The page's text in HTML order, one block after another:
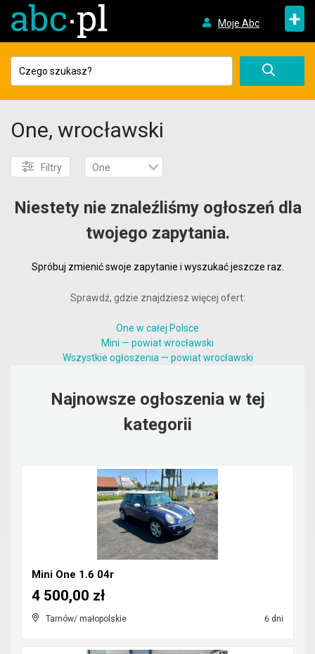
Moje Abc +
One, wrocławski
Filtry One
Niestety nie znaleźliśmy ogłoszeń dla
twojego zapytania.
Spróbuj zmienić swoje zapytanie i wyszukać jeszcze raz.
Sprawdź, gdzie znajdziesz więcej ofert:
One w całej Polsce
Mini — powiat wrocławski
Wszystkie ogłoszenia — powiat wrocławski
Najnowsze ogłoszenia w tej
kategorii
Mini One 1.6 04r
Tarnów/ małopolskie 6 dni
4 500,00 zł